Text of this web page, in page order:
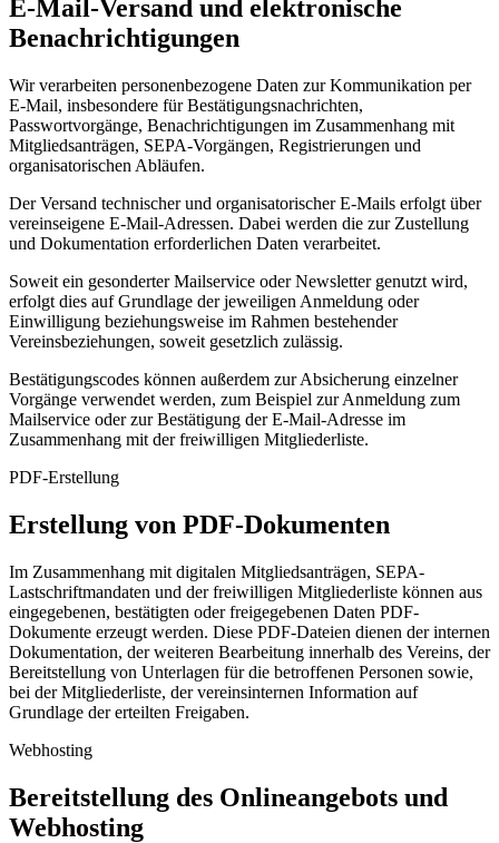
E-Mail-Versand und elektronische
Benachrichtigungen
Wir verarbeiten personenbezogene Daten zur Kommunikation per
E-Mail, insbesondere für Bestätigungsnachrichten,
Passwortvorgänge, Benachrichtigungen im Zusammenhang mit
Mitgliedsanträgen, SEPA-Vorgängen, Registrierungen und
organisatorischen Abläufen.
Der Versand technischer und organisatorischer E-Mails erfolgt über
vereinseigene E-Mail-Adressen. Dabei werden die zur Zustellung
und Dokumentation erforderlichen Daten verarbeitet.
Soweit ein gesonderter Mailservice oder Newsletter genutzt wird,
erfolgt dies auf Grundlage der jeweiligen Anmeldung oder
Einwilligung beziehungsweise im Rahmen bestehender
Vereinsbeziehungen, soweit gesetzlich zulässig.
Bestätigungscodes können außerdem zur Absicherung einzelner
Vorgänge verwendet werden, zum Beispiel zur Anmeldung zum
Mailservice oder zur Bestätigung der E-Mail-Adresse im
Zusammenhang mit der freiwilligen Mitgliederliste.
PDF-Erstellung
Erstellung von PDF-Dokumenten
Im Zusammenhang mit digitalen Mitgliedsanträgen, SEPA-
Lastschriftmandaten und der freiwilligen Mitgliederliste können aus
eingegebenen, bestätigten oder freigegebenen Daten PDF-
Dokumente erzeugt werden. Diese PDF-Dateien dienen der internen
Dokumentation, der weiteren Bearbeitung innerhalb des Vereins, der
Bereitstellung von Unterlagen für die betroffenen Personen sowie,
bei der Mitgliederliste, der vereinsinternen Information auf
Grundlage der erteilten Freigaben.
Webhosting
Bereitstellung des Onlineangebots und
Webhosting